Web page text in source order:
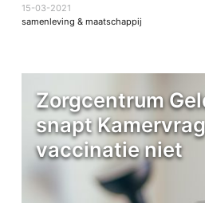
15-03-2021
samenleving & maatschappij
Zorgcentrum
snapt
vaccinatie niet